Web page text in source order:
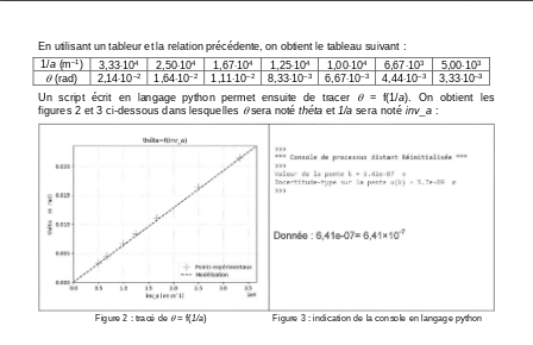
En utilisant un tableur et la relation précédente, on obtient le tableau suivant :
1/a (m‒1 ) 3,33104 2,50104 1,67104 1,25104 1,00104 6,67103 5,00103
 (rad) 2,1410‒2 1,6410‒2 1,11 10‒2 8,3310‒3 6,6710‒3 4,4410‒3 3,3310‒3
Un  script  écrit  en  langage  python  permet  ensuite  de  tracer  =  f(1/a).  On  obtient  les
figures 2 et 3 ci-dessous dans lesquelles sera noté théta et 1/a sera noté inv_a :
Figure 2 : tracé de = f(1/a) Figure 3 : indication de la console en langage python